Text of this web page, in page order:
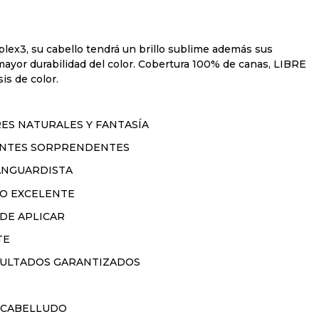
su cabello tendrá un brillo sublime además sus
durabilidad del color. Cobertura 100% de canas, LIBRE
de color.
NATURALES Y FANTASÍA
SORPRENDENTES
EXCELENTE
APLICAR
GARANTIZADOS